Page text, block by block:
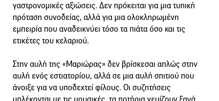
γαστρονομικές αξιώσεις. Δεν πρόκειται για μια τυπική
πρόταση συνοδείας, αλλά για μια ολοκληρωμένη
εμπειρία που αναδεικνύει τόσο τα πιάτα όσο και τις
ετικέτες του κελαριού.
Στην αυλή της «Μαριώρας» δεν βρίσκεσαι απλώς στην
αυλή ενός εστιατορίου, αλλά σε μια αυλή σπιτιού που
άνοιξε για να υποδεχτεί φίλους. Οι συζητήσεις